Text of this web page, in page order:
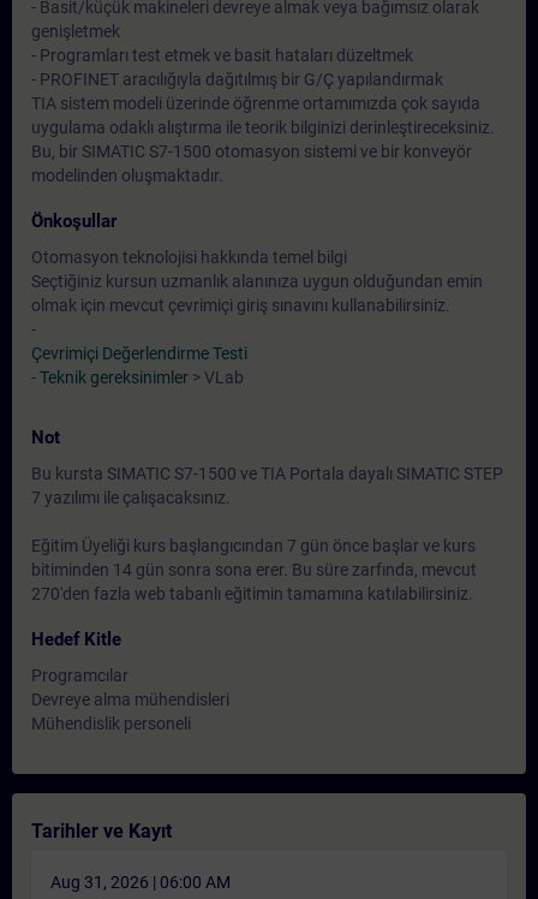
- Basit/küçük makineleri devreye almak veya bağımsız olarak
genişletmek
- Programları test etmek ve basit hataları düzeltmek
- PROFINET aracılığıyla dağıtılmış bir G/Ç yapılandırmak
TIA sistem modeli üzerinde öğrenme ortamımızda çok sayıda
uygulama odaklı alıştırma ile teorik bilginizi derinleştireceksiniz.
Bu, bir SIMATIC S7-1500 otomasyon sistemi ve bir konveyör
modelinden oluşmaktadır.
Önkoşullar
Otomasyon teknolojisi hakkında temel bilgi
Seçtiğiniz kursun uzmanlık alanınıza uygun olduğundan emin
olmak için mevcut çevrimiçi giriş sınavını kullanabilirsiniz.
-
Çevrimiçi Değerlendirme Testi
-Teknik gereksinimler > VLab
Not
Bu kursta SIMATIC S7-1500 ve TIA Portala dayalı SIMATIC STEP
7 yazılımı ile çalışacaksınız.
Eğitim Üyeliği kurs başlangıcından 7 gün önce başlar ve kurs
bitiminden 14 gün sonra sona erer. Bu süre zarfında, mevcut
270'den fazla web tabanlı eğitimin tamamına katılabilirsiniz.
Hedef Kitle
Programcılar
Devreye alma mühendisleri
Mühendislik personeli
Tarihler ve Kayıt
Aug 31, 2026 | 06:00 AM